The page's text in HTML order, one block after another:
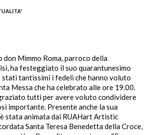
Mimmo Roma, parroco della
ha festeggiato il suo quarantunesimo
stati tantissimi i fedeli che hanno voluto
Messa che ha celebrato alle ore 19.00.
tutti per avere voluto condividere
importante. Presente anche la sua
stata animata dai RUAHart Artistic
Santa Teresa Benedetta della Croce,